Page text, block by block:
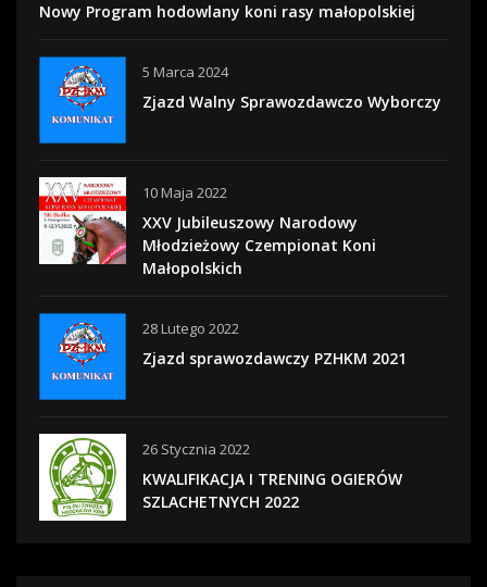
Nowy Program hodowlany koni rasy małopolskiej
5 Marca 2024
Zjazd Walny Sprawozdawczo Wyborczy
10 Maja 2022
XXV Jubileuszowy Narodowy
Młodzieżowy Czempionat Koni
Małopolskich
28 Lutego 2022
Zjazd sprawozdawczy PZHKM 2021
26 Stycznia 2022
KWALIFIKACJA I TRENING OGIERÓW
SZLACHETNYCH 2022